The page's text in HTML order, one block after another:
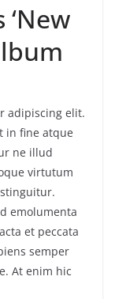
adipiscing elit.
in fine atque
ne illud
virtutum
emolumenta
et peccata
semper
At enim hic